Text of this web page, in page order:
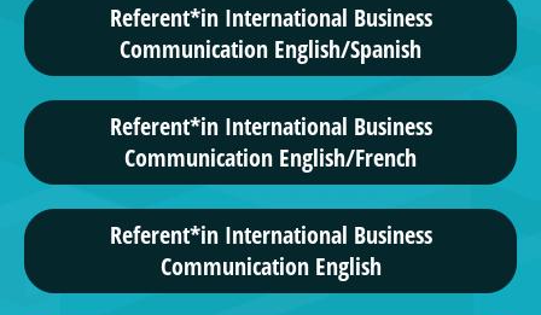
Referent*in International Business
Communication English/Spanish
Referent*in International Business
Communication English/French
Referent*in International Business
Communication English